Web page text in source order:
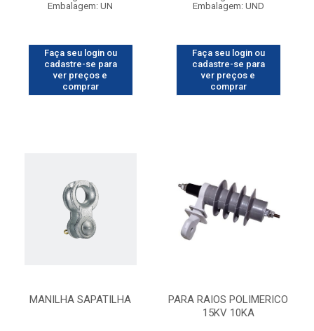
Embalagem: UN
Faça seu login ou
cadastre-se para
ver preços e
comprar
Embalagem: UND
Faça seu login ou
cadastre-se para
ver preços e
comprar
MANILHA SAPATILHA
PARA RAIOS POLIMERICO
15KV 10KA